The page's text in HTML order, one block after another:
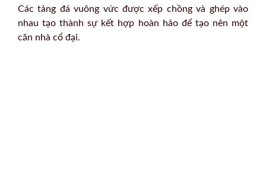
Các tảng đá vuông vức được xếp chồng và ghép vào
nhau tạo thành sự kết hợp hoàn hảo để tạo nên một
căn nhà cổ đại.